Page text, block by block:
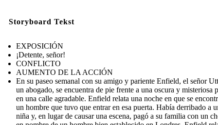
Storyboard Tekst
EXPOSICIÓN
¡Detente, señor!
CONFLICTO
AUMENTO DE LA ACCIÓN
En su paseo semanal con su amigo y pariente Enfield, el señor
un abogado, se encuentra de pie frente a una oscura y misteriosa
en una calle agradable. Enfield relata una noche en que se
un hombre que tuvo que entrar en esa puerta. Había derribado a
niña y, en lugar de causar una escena, pagó a su familia con un